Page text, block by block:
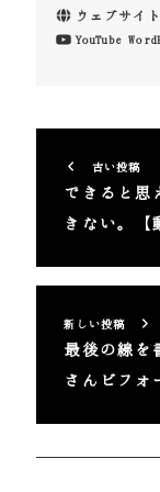
ウェブサイト
YouTube
古い投稿
できると思
きない。【
新しい投稿
最後の線を
さんビフ